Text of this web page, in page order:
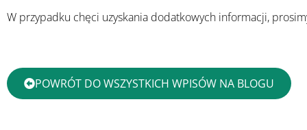
W przypadku chęci uzyskania dodatkowych informacji,
POWRÓT DO WSZYSTKICH WPISÓW NA BLOGU